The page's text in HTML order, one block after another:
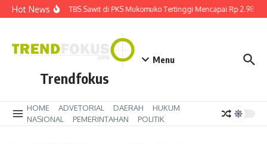
Lewati ke konten
Hot NewsHarga TBS Sawit di PKS Mukomuko Tertinggi Mencapai Rp 2.980
Trendfokus
Menu
HOME ADVETORIAL DAERAH
HUKUM
NASIONAL
PEMERINTAHAN POLITIK